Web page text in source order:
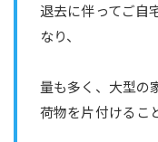
退去に伴ってご自
なり、
量も多く、大型の
荷物を片付けるこ